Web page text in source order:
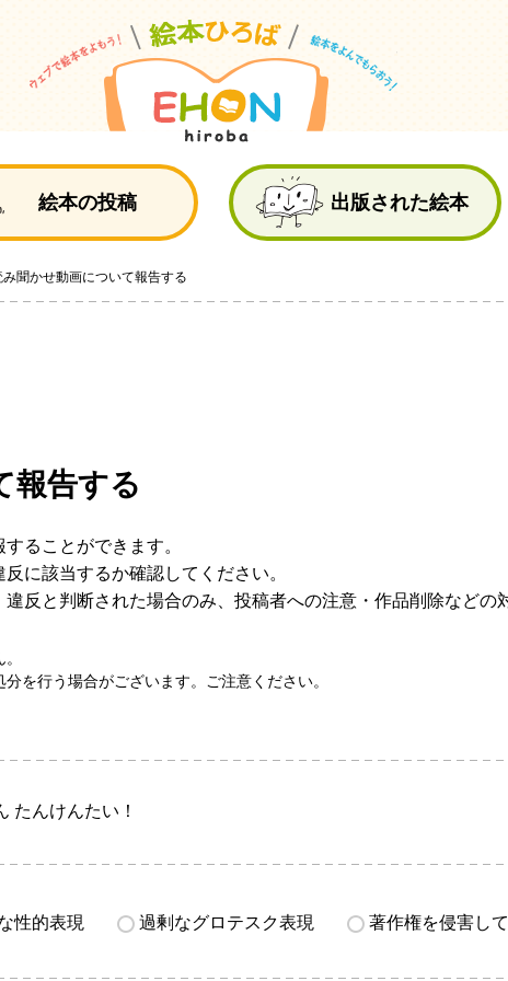
絵本の投稿 出版された絵本
み聞かせ動画について報告する
報告する
ることができます。
に該当するか確認してください。
反と判断された場合のみ、投稿者への注意・作品削除などの
を行う場合がございます。ご注意ください。
たんけんたい！
性的表現 過剰なグロテスク表現 著作権を侵害し